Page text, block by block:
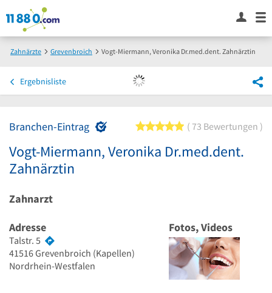
Zahnärzte Grevenbroich Vogt-Miermann, Veronika Dr.med.dent. Zahnärztin
Ergebnisliste
Branchen-Eintrag 5 von 5 Sternen
73 Bewertungen
Vogt-Miermann, Veronika Dr.med.dent.
Zahnärztin
Zahnarzt
Adresse
Talstr. 5
41516Grevenbroich (Kapellen)
Nordrhein-Westfalen
Fotos, Videos